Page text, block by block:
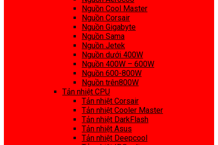
Nguồn Cool Master
Nguồn Corsair
Nguồn Gigabyte
Nguồn Sama
Nguồn Jetek
Nguồn dưới 400W
Nguồn 400W – 600W
Nguồn 600-800W
Nguồn trên800W
Tản nhiệt CPU
Tản nhiệt Corsair
Tản nhiệt Cooler Master
Tản nhiệt DarkFlash
Tản nhiệt Asus
Tản nhiệt Deepcool